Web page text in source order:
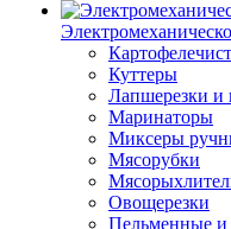
Куттеры
Лапшерезки
Маринаторы
Миксеры
Мясорубки
Овощерезки
Пельменные